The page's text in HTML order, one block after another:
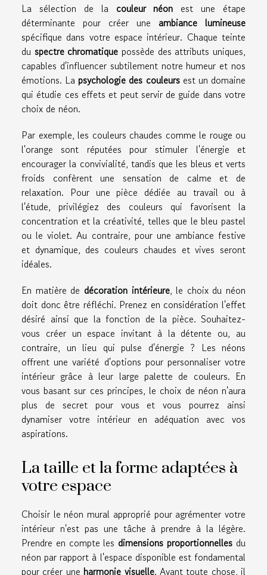
La sélection de la couleur néon est une étape
déterminante pour créer une ambiance lumineuse
spécifique dans votre espace intérieur. Chaque teinte
du spectre chromatique possède des attributs uniques,
capables d'influencer subtilement notre humeur et nos
émotions. La psychologie des couleursest un domaine
qui étudie ces effets et peut servir de guide dans votre
choix de néon.
Par exemple, les couleurs chaudes comme le rouge ou
l'orange sont réputées pour stimuler l'énergie et
encourager la convivialité, tandis que les bleus et verts
froids confèrent une sensation de calme et de
relaxation. Pour une pièce dédiée au travail ou à
l'étude, privilégiez des couleurs qui favorisent la
concentration et la créativité, telles que le bleu pastel
ou le violet. Au contraire, pour une ambiance festive
et dynamique, des couleurs chaudes et vives seront
idéales.
En matière de décoration intérieure, le choix du néon
doit donc être réfléchi. Prenez en considération l'effet
désiré ainsi que la fonction de la pièce. Souhaitez-
vous créer un espace invitant à la détente ou, au
contraire, un lieu qui pulse d'énergie ? Les néons
offrent une variété d'options pour personnaliser votre
intérieur grâce à leur large palette de couleurs. En
vous basant sur ces principes, le choix de néon n'aura
plus de secret pour vous et vous pourrez ainsi
dynamiser votre intérieur en adéquation avec vos
aspirations.
La taille et la forme adaptées à
votre espace
Choisir le néon mural approprié pour agrémenter votre
intérieur n'est pas une tâche à prendre à la légère.
Prendre en compte les dimensions proportionnelles du
néon par rapport à l'espace disponible est fondamental
pour créer une harmonie visuelle. Avant toute chose, il